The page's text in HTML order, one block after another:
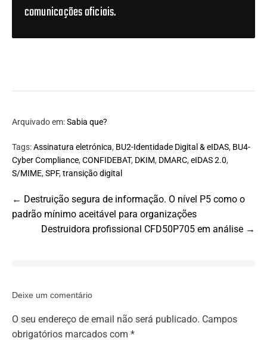
comunicações oficiais.
Arquivado em:Sabia que?
Tags:Assinatura eletrónica, BU2-Identidade Digital & eIDAS, BU4-
Cyber Compliance, CONFIDEBAT, DKIM, DMARC, eIDAS 2.0,
S/MIME, SPF, transição digital
Post
Navigation
← Destruição segura de informação. O nível P5 como o
padrão mínimo aceitável para organizações
Destruidora profissional CFD50P705 em análise →
Deixe um comentário
O seu endereço de email não será publicado. Campos
obrigatórios marcados com *